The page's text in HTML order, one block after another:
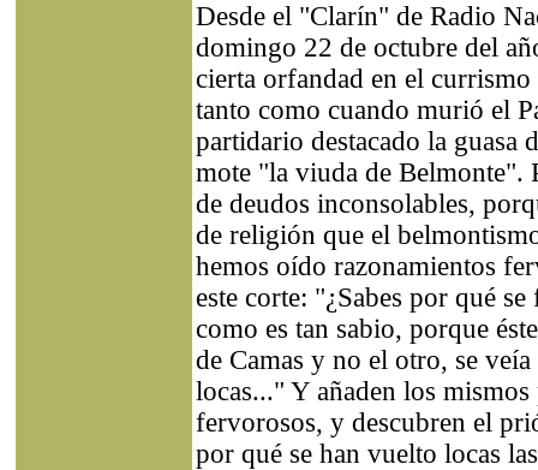
Desde el "Clarín" de Radio
domingo 22 de octubre del
cierta orfandad en el
tanto como cuando murió el
partidario destacado la guasa
mote "la viuda de Belmonte".
de deudos inconsolables,
de religión que el
hemos oído razonamientos
este corte: "¿Sabes por qué
como es tan sabio, porque
de Camas y no el otro, se
locas..." Y añaden los
fervorosos, y descubren el
por qué se han vuelto locas